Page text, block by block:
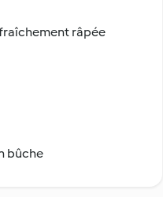
râpée
bûche